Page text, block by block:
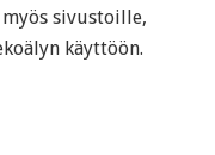
sivustoille,
käyttöön.